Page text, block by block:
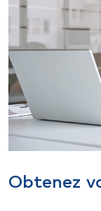
Obtenez